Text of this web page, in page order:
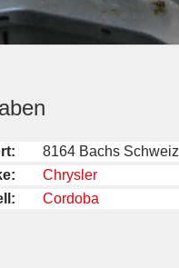
8164 Bachs Schweiz
Chrysler
Cordoba